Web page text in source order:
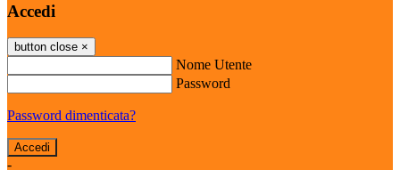
Accedi
button close ×
Nome Utente
Password
Password dimenticata?
-